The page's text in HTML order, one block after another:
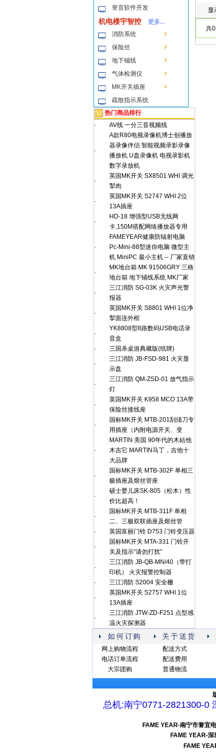
誉宜软件开发
机电楼宇智控
更多...
消防系统
保险丝
地下铺线
气体检测仪
MK开关插座
疏散指示系统
热门商品排行
·
AV线 一分三音视频线
·
A款R80电视录像机博士创播放
器录像伴侣 智能视频录影录像
播放机 U盘录像机 电视录影机
数字录放机
·
英国MK开关 SX8501 WHI 调光
掣肉
·
英国MK开关 S2747 WHI 2位
13A插座
·
HD-18 增强型USB无线网
卡,150M搭配网络播放器专用
·
FAMEYEAR健康防辐射电脑
Pc-Mini-88型迷你电脑 微型主
机 MiniPC 最小主机 -- 厂家直销
·
MK地台箱 MK 91506GRY 三格
地台箱 地下铺线系统 MK厂家
·
三江消防 SG-03K 火灾声光警
报器
·
英国MK开关 S8801 WHI 1位净
掣面连外框
·
YK8808型8路数码USB电话录
音盒
·
三国杀桌游典藏版(纸牌)
·
三江消防 JB-FSD-981 火灾显
示盘
·
三江消防 QM-ZSD-01 放气指示
灯
·
英国MK开关 K958 MCO 13A带
保险丝接线座
·
国标MK开关 MTB-201刮须刀专
用插座（内附电源开关、变
·
MARTlN 美国 90年代的木結他
木吉它 MARTIN马丁，吉他十
大品牌
·
国标MK开关 MTB-302F 单相三
极插座及熔丝管座
·
硕士婴儿床SK-805（松木）性
价比超高！
·
国标MK开关 MTB-311F 单相
二、三极双联插座及熔丝管
·
英国富丽门铃 D753 门铃变压器
·
国标MK开关 MTA-331 门铃开
关及指示“请勿打扰”
·
三江消防 JB-QB-MN/40（带打
印机） 火灾报警控制器
·
三江消防 S2004 安全栅
·
英国MK开关 S2757 WHI 1位
13A插座
·
三江消防 JTW-ZD-F251 点型感
温火灾探测器
显
共
如何订购 关于送货
网上购物流程
电话订单流程
大宗团购
配送方式
配送费用
普通物流
总机:南宁0771-2821300-0
FAME YEAR-南宁市誉宜
FAME YEAR-深
FAME